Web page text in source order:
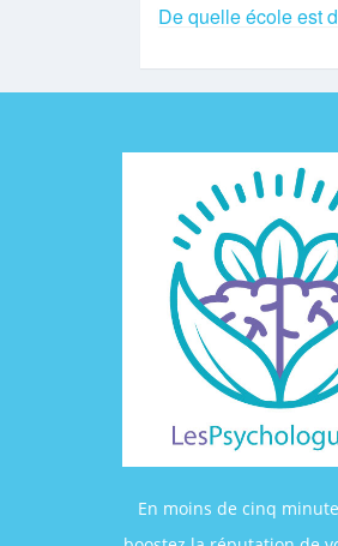
De quelle école est
En moins de cinq